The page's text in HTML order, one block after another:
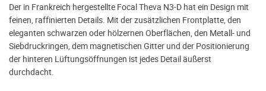
Der in Frankreich hergestellte Focal Theva N3-D hat ein Design mit
feinen, raffinierten Details. Mit der zusätzlichen Frontplatte, den
eleganten schwarzen oder hölzernen Oberflächen, den Metall- und
Siebdruckringen, dem magnetischen Gitter und der Positionierung
der hinteren Lüftungsöffnungen ist jedes Detail äußerst
durchdacht.